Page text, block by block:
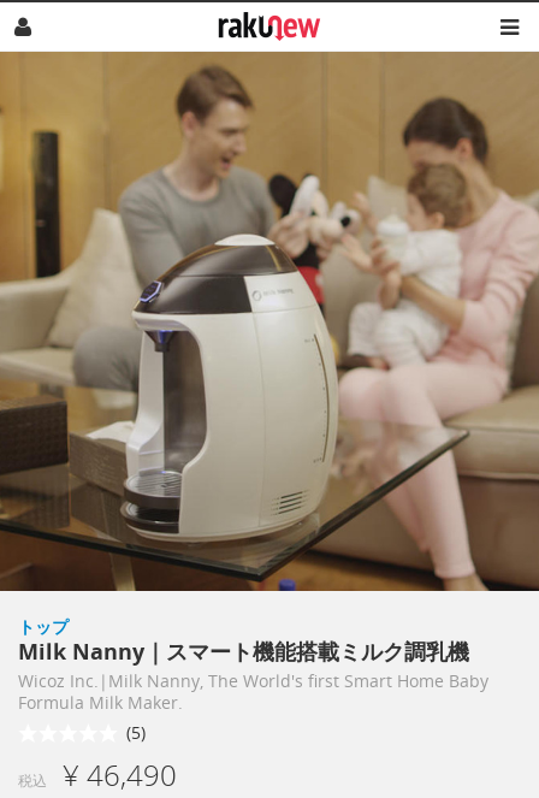
トップ
Milk Nanny｜スマート機能搭載ミルク調乳機
Wicoz Inc.|Milk Nanny, The World's first Smart Home Baby
Formula Milk Maker.
(5)
税込 ¥ 46,490